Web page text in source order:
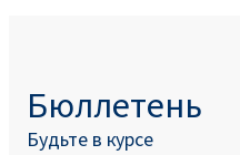
Бюллетень
Будьте в курсе